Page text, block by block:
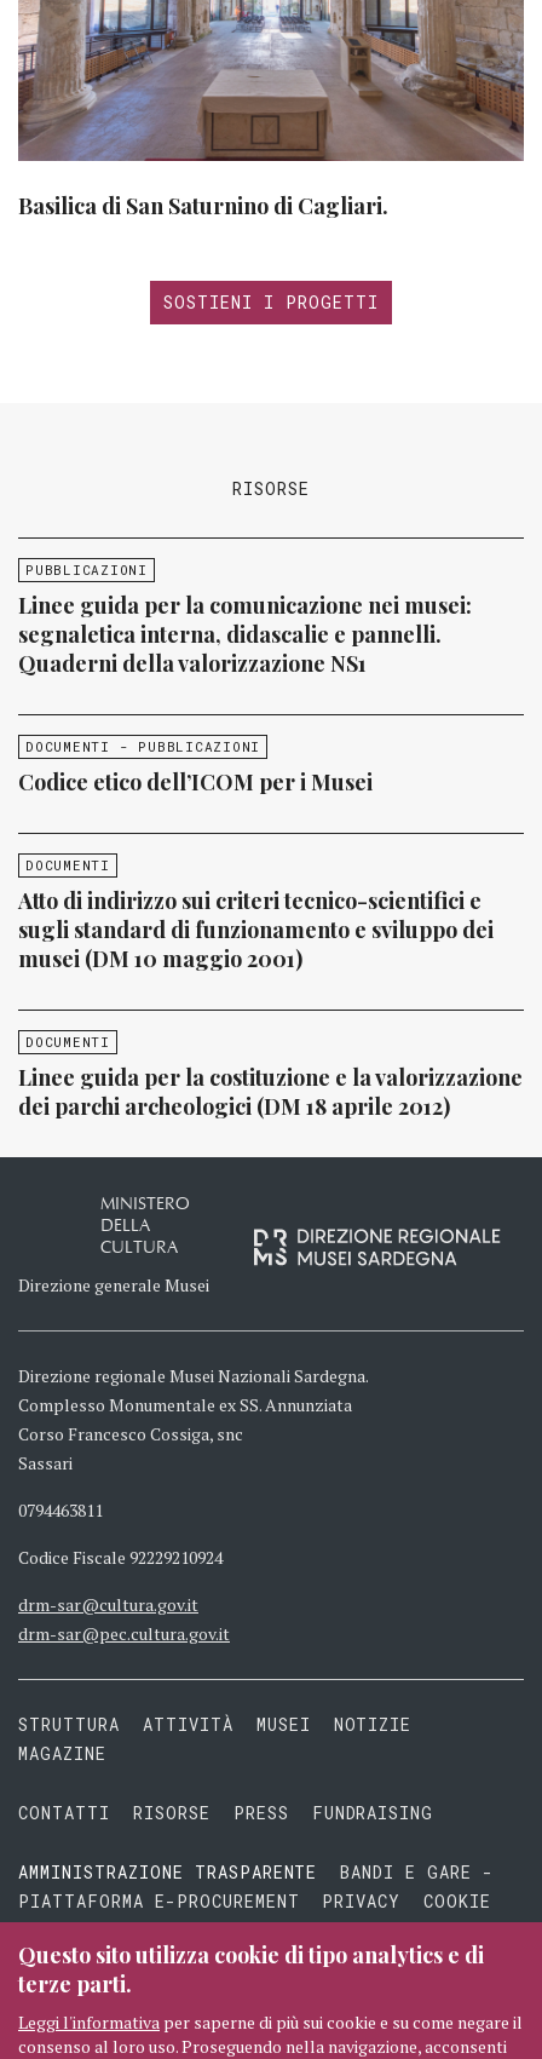
Basilica di San Saturnino di Cagliari.
SOSTIENI I PROGETTI
RISORSE
PUBBLICAZIONI
Linee guida per la comunicazione nei musei:
segnaletica interna, didascalie e pannelli.
Quaderni della valorizzazione NS1
DOCUMENTI - PUBBLICAZIONI
Codice etico dell’ICOM per i Musei
DOCUMENTI
Atto di indirizzo sui criteri tecnico-scientifici e
sugli standard di funzionamento e sviluppo dei
musei (DM 10 maggio 2001)
DOCUMENTI
Linee guida per la costituzione e la valorizzazione
dei parchi archeologici (DM 18 aprile 2012)
MINISTERO
DELLA
CULTURA
Direzione generale Musei
Direzione regionale Musei Nazionali Sardegna.
Complesso Monumentale ex SS. Annunziata
Corso Francesco Cossiga, snc
Sassari
0794463811
Codice Fiscale 92229210924
drm-sar@cultura.gov.it
drm-sar@pec.cultura.gov.it
STRUTTURA ATTIVITÀ MUSEI
NOTIZIE
MAGAZINE
CONTATTI RISORSE PRESS FUNDRAISING
AMMINISTRAZIONE TRASPARENTE
BANDI E GARE -
PIATTAFORMA E-PROCUREMENT
PRIVACY
COOKIE
TERMINI E CONDIZIONI
Questo sito utilizza cookie di tipo analytics e di
terze parti.
Leggi l'informativa per saperne di più sui cookie e su come negare il
consenso al loro uso. Proseguendo nella navigazione, acconsenti